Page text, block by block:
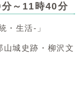
～11時40分
・生活-」
城史跡・柳沢文